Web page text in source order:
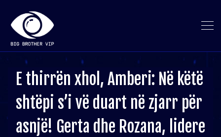
E thirrën xhol, Amberi: Në këtë
shtëpi s’i vë duart në zjarr për
asnjë! Gerta dhe Rozana, lidere